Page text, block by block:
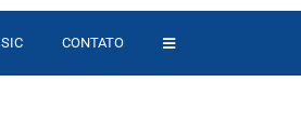
SIC CONTATO